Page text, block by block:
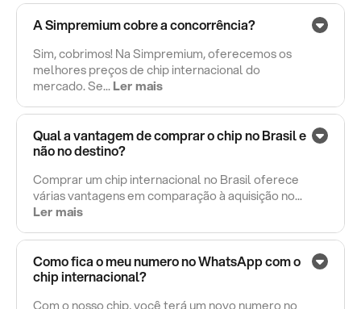
A Simpremium cobre a concorrência?
Sim, cobrimos! Na Simpremium, oferecemos os
melhores preços de chip internacional do
mercado. Se...Ler mais
Qual a vantagem de comprar o chip no Brasil e
não no destino?
Comprar um chip internacional no Brasil oferece
várias vantagens em comparação à aquisição no...
Ler mais
Como fica o meu numero no WhatsApp com o
chip internacional?
Com o nosso chip, você terá um novo numero no